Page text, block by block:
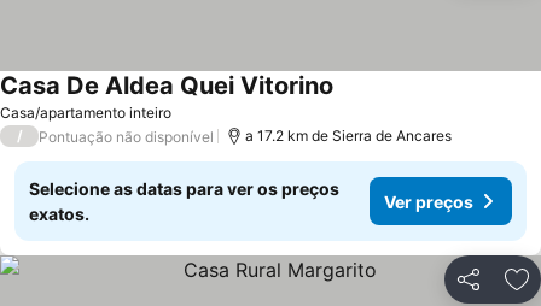
Casa/apartamento inteiro
Casa De Aldea Quei Vitorino
/ Pontuação não disponível a 17.2 km de Sierra de Ancares
Selecione as datas para ver os preços
exatos.
Ver preços
Partilhar